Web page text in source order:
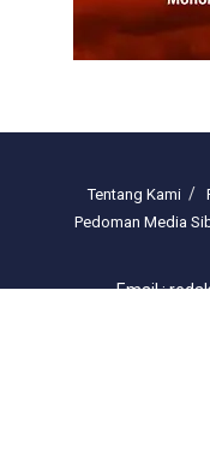
Tentang Kami
Pedoman Media
Email :